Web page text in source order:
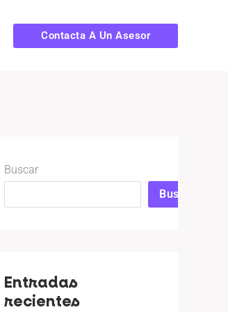
Contacta A Un Asesor
Buscar
Buscar
Entradas
recientes